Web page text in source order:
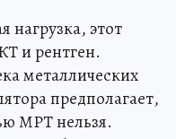
нагрузка, этот
и рентген.
металлических
предполагает,
МРТ нельзя.